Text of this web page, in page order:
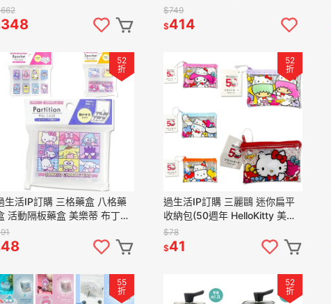
狗 20250520
348
酷洛米 帕恰狗 11408
$749
$414
52
折
生活IP訂購 三格藥盒 八格藥
活動隔板藥盒 美樂蒂 布丁狗
耳狗 酷洛米 帕恰狗 人魚漢頓
48
52
折
過生活IP訂購 三麗鷗 迷你扁平
收納包(50週年 HelloKitty 美樂
蒂 雙子星 大耳狗 帕恰狗
20250519
$78
$41
55
折
52
折